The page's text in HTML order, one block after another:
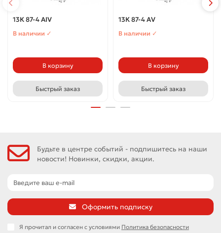
13К 87-4 АIV
В наличии ✓
В корзину
Быстрый заказ
13К 87-4 АV
В наличии ✓
В корзину
Быстрый заказ
Будьте в центре событий - подпишитесь на наши
новости! Новинки, скидки, акции.
Оформить подписку
Я прочитал и согласен с условиями Политика безопасности